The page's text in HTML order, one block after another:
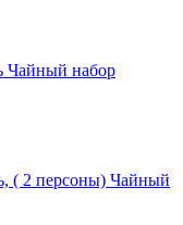
Чайный набор
Чайный